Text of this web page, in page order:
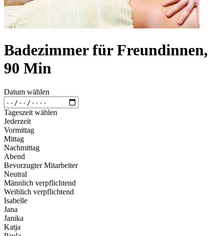
Badezimmer für Freundinnen,
90 Min
Datum wählen
Tageszeit wählen
Jederzeit
Vormittag
Mittag
Nachmittag
Abend
Bevorzugter Mitarbeiter
Neutral
Männlich verpflichtend
Weiblich verpflichtend
Isabelle
Jana
Janika
Katja